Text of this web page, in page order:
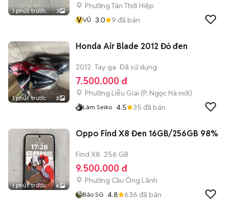
1 phút trước 3
Phường Tân Thới Hiệp
VVŨ 3.0 9 đã bán
1 phút trước 2
Honda Air Blade 2012 Đỏ đen
2012 Tay ga Đã sử dụng
7.500.000 đ
Phường Liễu Giai (P. Ngọc Hà mới)
Lâm Seiko 4.5 35 đã bán
1 phút trước 6
Oppo Find X8 Đen 16GB/256GB 98%
Find X8 256 GB
9.500.000 đ
Phường Cầu Ông Lãnh
Bảo SG 4.8 636 đã bán